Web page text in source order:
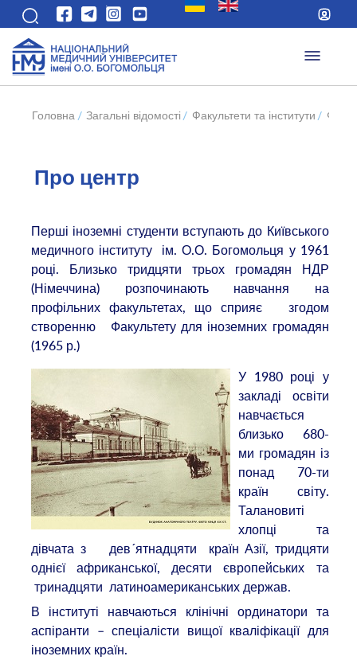
Головна / Загальні відомості / Факультети та інститути /
Про центр
Перші іноземні студенти вступають до Київського
медичного інституту ім. О.О. Богомольця у 1961
році. Близько тридцяти трьох громадян НДР
(Німеччина) розпочинають навчання на
профільних факультетах, що сприяє згодом
створенню Факультету для іноземних громадян
(1965 р.)
У 1980 році у
закладі освіти
навчається
близько 680-
ми громадян із
понад 70-ти
країн світу.
Талановиті
хлопці та
дівчата з дев´ятнадцяти країн Азії, тридцяти
однієї африканської, десяти європейських та
тринадцяти латиноамериканських держав.
В інституті навчаються клінічні ординатори та
аспіранти – спеціалісти вищої кваліфікації для
іноземних країн.